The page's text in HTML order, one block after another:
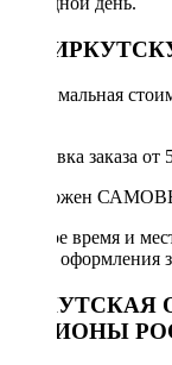
ПО
Минимальная
Доставка заказа
Возможен
Точное время и
после оформления
ИРКУТСКАЯ
РЕГИОНЫ